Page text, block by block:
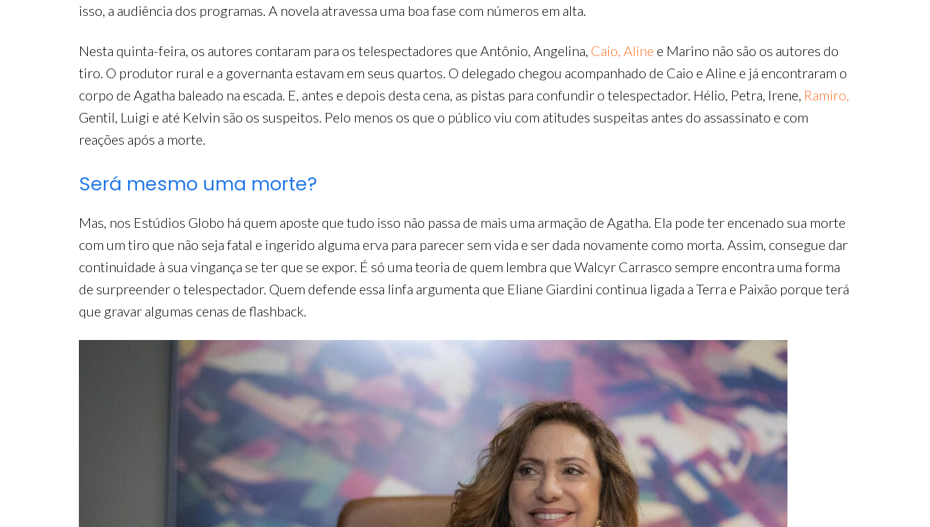
isso, a audiência dos programas. A novela atravessa uma boa fase com números em alta.
Nesta quinta-feira, os autores contaram para os telespectadores que Antônio, Angelina, Caio, Aline e Marino não são os autores do
tiro. O produtor rural e a governanta estavam em seus quartos. O delegado chegou acompanhado de Caio e Aline e já encontraram o
corpo de Agatha baleado na escada. E, antes e depois desta cena, as pistas para confundir o telespectador. Hélio, Petra, Irene, Ramiro,
Gentil, Luigi e até Kelvin são os suspeitos. Pelo menos os que o público viu com atitudes suspeitas antes do assassinato e com
reações após a morte.
Será mesmo uma morte?
Mas, nos Estúdios Globo há quem aposte que tudo isso não passa de mais uma armação de Agatha. Ela pode ter encenado sua morte
com um tiro que não seja fatal e ingerido alguma erva para parecer sem vida e ser dada novamente como morta. Assim, consegue dar
continuidade à sua vingança se ter que se expor. É só uma teoria de quem lembra que Walcyr Carrasco sempre encontra uma forma
de surpreender o telespectador. Quem defende essa linfa argumenta que Eliane Giardini continua ligada a Terra e Paixão porque terá
que gravar algumas cenas de flashback.